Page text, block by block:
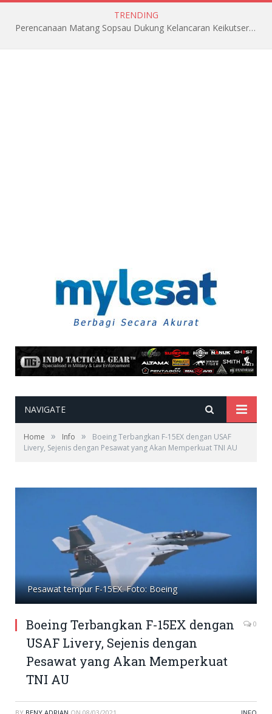
TRENDING
Perencanaan Matang Sopsau Dukung Kelancaran Keikutsertaan TNI AU di Pitch Black 2026
NAVIGATE
Home » Info »
Boeing Terbangkan F-15EX dengan USAF
Livery, Sejenis dengan Pesawat yang Akan Memperkuat TNI AU
Pesawat tempur F-15EX. Foto: Boeing
Boeing Terbangkan F-15EX dengan
USAF Livery, Sejenis dengan
Pesawat yang Akan Memperkuat
TNI AU
0